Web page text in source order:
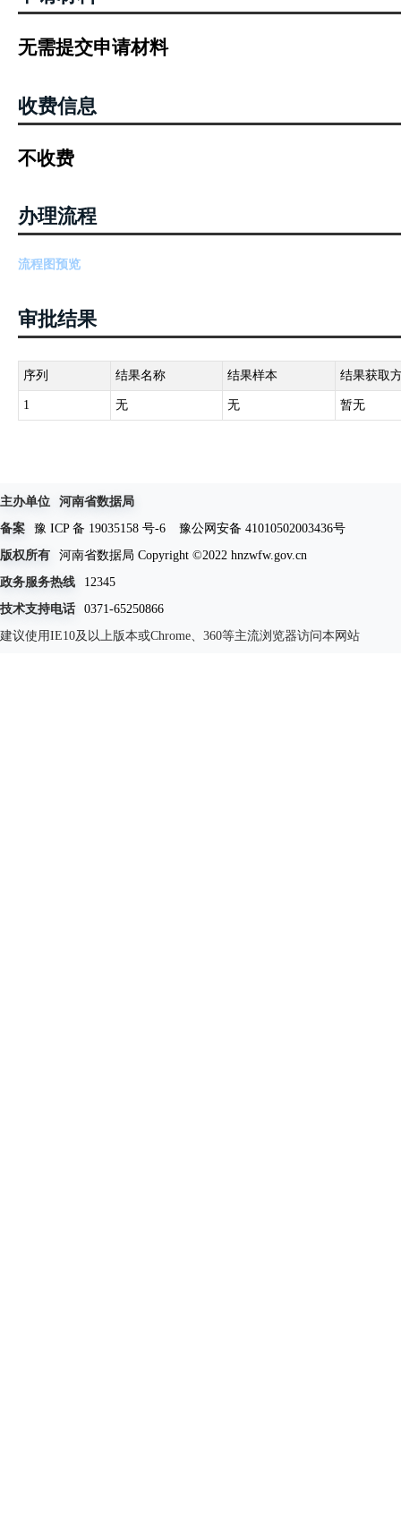
无需提交申请材料
收费信息
不收费
办理流程
流程图预览
审批结果
序列 结果名称 结果样本 结果获取
1 无 无 暂无
主办单位
河南省数据局
备案
豫 ICP 备 19035158 号-6
豫公网安备 41010502003436号
版权所有
河南省数据局 Copyright ©2022 hnzwfw.gov.cn
政务服务热线
12345
技术支持电话
0371-65250866
建议使用IE10及以上版本或Chrome、360等主流浏览器访问本网站